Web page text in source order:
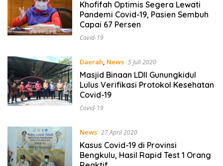
Khofifah Optimis Segera Lewati
Pandemi Covid-19, Pasien Sembuh
Capai 67 Persen
Covid-19
Daerah, News 5 Juli 2020
Masjid Binaan LDII Gunungkidul
Lulus Verifikasi Protokol Kesehatan
Covid-19
Covid-19
News 27 April 2020
Kasus Covid-19 di Provinsi
Bengkulu, Hasil Rapid Test 1 Orang